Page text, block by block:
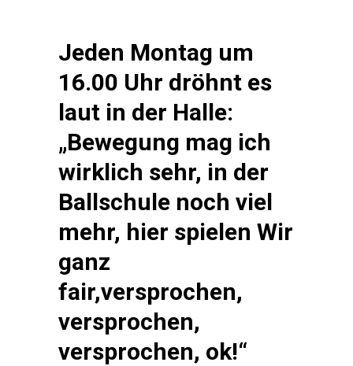
Jeden Montag um
16.00 Uhr dröhnt es
laut in der Halle:
„Bewegung mag ich
wirklich sehr, in der
Ballschule noch viel
mehr, hier spielen Wir
ganz
fair,versprochen,
versprochen,
versprochen, ok!“